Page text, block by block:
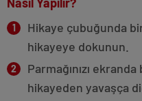
Hikaye çubuğunda
hikayeye dokunun.
Parmağınızı
hikayeden yavaşça